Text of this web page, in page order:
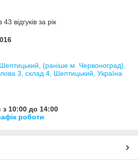
відгуків за рік
(раніше м. Червоноград),
3, склад 4, Шептицький, Україна
10:00 до 14:00
роботи